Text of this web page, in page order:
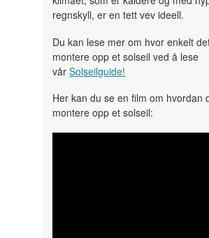
regnskyll, er en tett vev ideell.
Du kan lese mer om hvor enkelt
montere opp et solseil ved å lese
vårSolseilguide!
Her kan du se en film om hvordan
montere opp et solseil: